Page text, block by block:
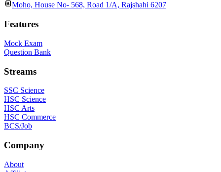
Moho, House No- 568, Road 1/A, Rajshahi 6207
Features
Mock Exam
Question Bank
Streams
SSC Science
HSC Science
HSC Arts
HSC Commerce
BCS/Job
Company
About